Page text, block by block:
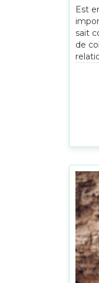
Est
sait
de